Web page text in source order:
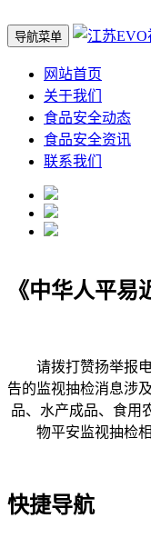
导航菜单
网站首页
关于我们
食品安全动态
食品安全资讯
联系我们
《中华人平
请拨打赞扬举报电
告的监视抽检消息涉
品、水产成品、食用
物平安监视抽检
快捷导航